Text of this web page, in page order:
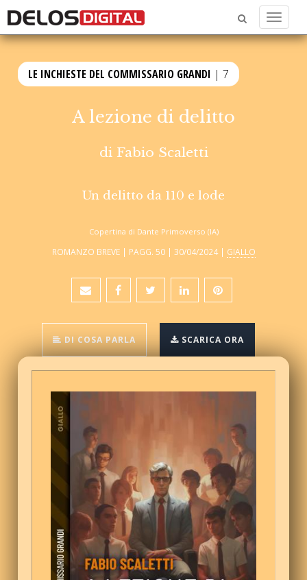
Menu
LE INCHIESTE DEL COMMISSARIO GRANDI | 7
A lezione di delitto
di Fabio Scaletti
Un delitto da 110 e lode
Copertina di Dante Primoverso (IA)
ROMANZO BREVE | PAGG. 50 | 30/04/2024 | GIALLO
DI COSA PARLA SCARICA ORA